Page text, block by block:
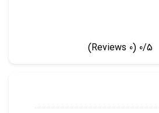
0/5
(0 Reviews)